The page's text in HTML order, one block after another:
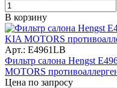
В корзину
Арт.: E4961LB
Фильтр салона Hengst
MOTORS
Цена по запросу